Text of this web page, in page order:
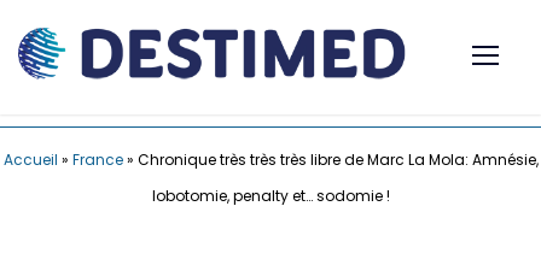
Accueil » France» Chronique très très très libre de Marc La Mola: Amnésie,
lobotomie, penalty et… sodomie !